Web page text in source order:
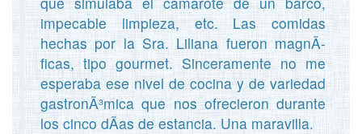
impecable limpieza, etc. Las comidas
hechas por la Sra. Liliana fueron magnÃ­
ficas, tipo gourmet. Sinceramente no me
esperaba ese nivel de cocina y de variedad
gastronÃ³mica que nos ofrecieron durante
los cinco dÃ­as de estancia. Una maravilla.